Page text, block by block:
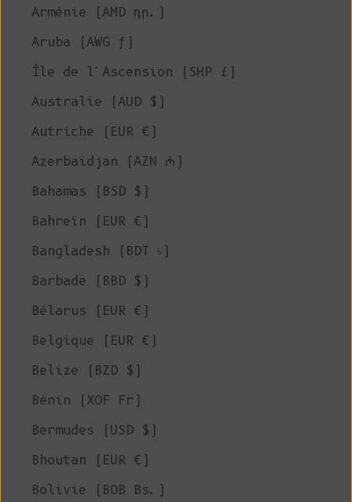
Arménie (AMD դր.)
Aruba (AWG ƒ)
Île de l'Ascension (SHP £)
Australie (AUD $)
Autriche (EUR €)
Azerbaïdjan (AZN ₼)
Bahamas (BSD $)
Bahreïn (EUR €)
Bangladesh (BDT ৳)
Barbade (BBD $)
Bélarus (EUR €)
Belgique (EUR €)
Belize (BZD $)
Bénin (XOF Fr)
Bermudes (USD $)
Bhoutan (EUR €)
Bolivie (BOB Bs.)